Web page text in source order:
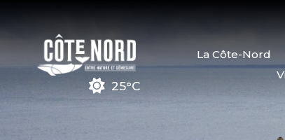
25°C
La Côte-Nord